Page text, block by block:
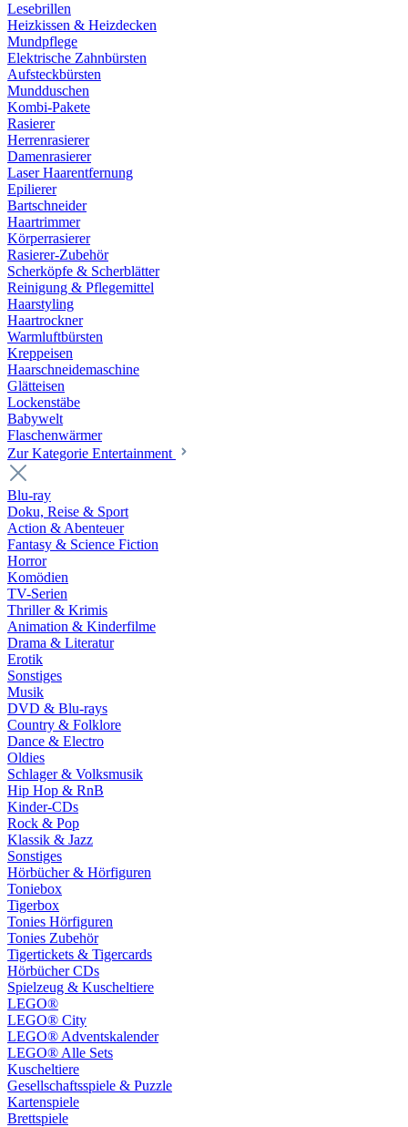
Lesebrillen
Heizkissen & Heizdecken
Mundpflege
Elektrische Zahnbürsten
Aufsteckbürsten
Mundduschen
Kombi-Pakete
Rasierer
Herrenrasierer
Damenrasierer
Laser Haarentfernung
Epilierer
Bartschneider
Haartrimmer
Körperrasierer
Rasierer-Zubehör
Scherköpfe & Scherblätter
Reinigung & Pflegemittel
Haarstyling
Haartrockner
Warmluftbürsten
Kreppeisen
Haarschneidemaschine
Glätteisen
Lockenstäbe
Babywelt
Flaschenwärmer
Zur Kategorie Entertainment
Blu-ray
Doku, Reise & Sport
Action & Abenteuer
Fantasy & Science Fiction
Horror
Komödien
TV-Serien
Thriller & Krimis
Animation & Kinderfilme
Drama & Literatur
Erotik
Sonstiges
Musik
DVD & Blu-rays
Country & Folklore
Dance & Electro
Oldies
Schlager & Volksmusik
Hip Hop & RnB
Kinder-CDs
Rock & Pop
Klassik & Jazz
Sonstiges
Hörbücher & Hörfiguren
Toniebox
Tigerbox
Tonies Hörfiguren
Tonies Zubehör
Tigertickets & Tigercards
Hörbücher CDs
Spielzeug & Kuscheltiere
LEGO®
LEGO® City
LEGO® Adventskalender
LEGO® Alle Sets
Kuscheltiere
Gesellschaftsspiele & Puzzle
Kartenspiele
Brettspiele